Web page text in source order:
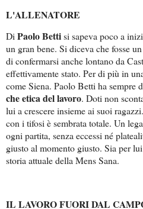
L'ALLENATORE
DiPaolo Bettisi sapeva poco a
un gran bene. Si diceva che fosse
di confermarsi anche lontano da
effettivamente stato. Per di più in
come Siena. Paolo Betti ha sempre
che etica del lavoro. Doti non
lui a crescere insieme ai suoi
con i tifosi è sembrata totale. Un
ogni partita, senza eccessi né
giusto al momento giusto. Sia per
storia attuale della Mens Sana.
IL LAVORO FUORI DAL